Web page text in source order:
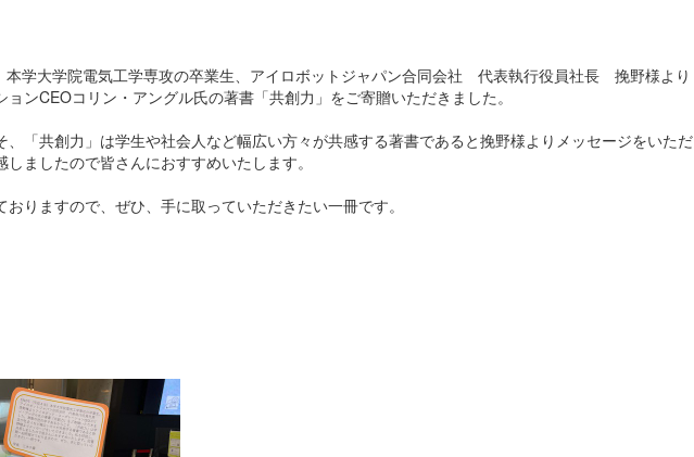
本学大学院電気工学専攻の卒業生、アイロボットジャパン合同会社 代表執行役員社長 挽野様より
ンCEOコリン・アングル氏の著書「共創力」をご寄贈いただきました。
、「共創力」は学生や社会人など幅広い方々が共感する著書であると挽野様よりメッセージをいただ
ましたので皆さんにおすすめいたします。
りますので、ぜひ、手に取っていただきたい一冊です。